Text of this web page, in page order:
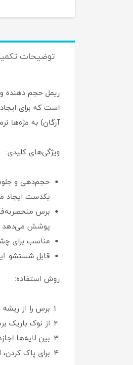
توضیحات
است که برای
آرگان) به مژه‌ها
ویژگی‌های کلیدی:
یکدست ایجاد
پوشش می‌دهد و
مناسب برای
قابل شستشو:
روش استفاده:
برس را از
از نوک باریک
بین لایه‌ها
برای پاک